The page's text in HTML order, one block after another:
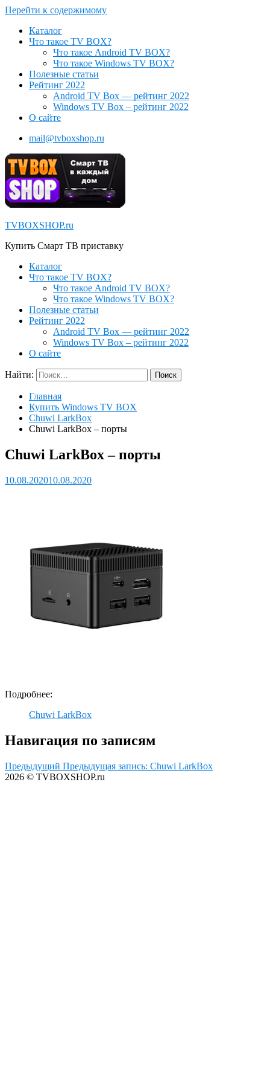
Перейти к содержимому
Каталог
Что такое TV BOX?
Что такое Android TV BOX?
Что такое Windows TV BOX?
Полезные статьи
Рейтинг 2022
Android TV Box — рейтинг 2022
Windows TV Box – рейтинг 2022
О сайте
mail@tvboxshop.ru
TVBOXSHOP.ru
Купить Смарт ТВ приставку
Каталог
Что такое TV BOX?
Что такое Android TV BOX?
Что такое Windows TV BOX?
Полезные статьи
Рейтинг 2022
Android TV Box — рейтинг 2022
Windows TV Box – рейтинг 2022
О сайте
Найти:
Главная
Купить Windows TV BOX
Chuwi LarkBox
Chuwi LarkBox – порты
Chuwi LarkBox – порты
10.08.202010.08.2020
Подробнее:
Chuwi LarkBox
Навигация по записям
Предыдущий Предыдущая запись: Chuwi LarkBox
2026 © TVBOXSHOP.ru